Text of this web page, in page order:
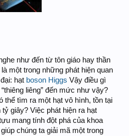
như đến từ tôn giáo hay thần
một trong những phát hiện quan
hạt boson Higgs Vậy điều gì
liêng” đến mức như vậy?
thể tìm ra một hạt vô hình, tồn tại
giây? Việc phát hiện ra hạt
mang tính đột phá của khoa
chúng ta giải mã một trong